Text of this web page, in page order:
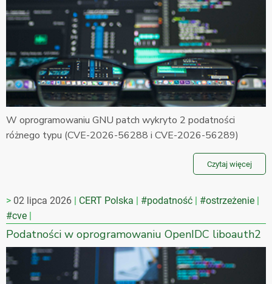
W oprogramowaniu GNU patch wykryto 2 podatności
różnego typu (CVE-2026-56288 i CVE-2026-56289)
Czytaj więcej
02 lipca 2026 CERT Polska #podatność
#ostrzeżenie
#cve
Podatności w oprogramowaniu OpenIDC liboauth2